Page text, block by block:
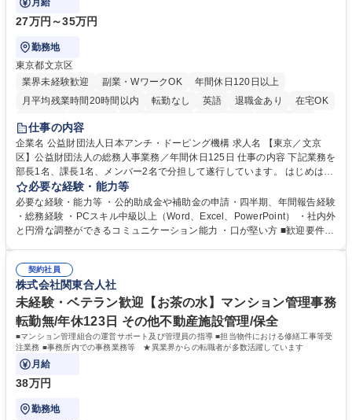
月給
27万円～35万円
勤務地
東京都文京区
業界未経験歓迎
副業・WワークOK
年間休日120日以上
月平均残業時間20時間以内
転勤なし 英語 退職金あり
在宅OK
賞与あり
育休あり
食事補助あり
仕事の内容
企業名 公益財団法人日本アンチ・ドーピング機構 求人名 【東京／文京
区】公益財団法人の総務人事業務／年間休日125日 仕事の内容 下記業務を
部長1名、課長1名、メンバー2名で分担して遂行しています。 はじめは担
当者として業務を覚えていただき、ゆくゆくはリーダーやマネージャーポ
ジションとして活躍いただくことを期待しています。 【総務・人事グルー
プの業務内容】 ・人事制度関連 ・採用活動 ・教育研修の企画、実行 ・勤
怠管理 ・官公庁への各種提出 ・法定の会議運営（評議員会、理事会） ・
管理 ・福利厚生関連 ・職員からの問合せ、相談対応 ・その他日常の総務
業務全般 募集職種 【東京／文京区】公益財団法人の総務人事業務／年間
休日125日
必要な経験・能力等
必要な経験・能力等 ・公的助成金や補助金の申請・四半期、年間報告経験
・総務経験 ・PCスキル中級以上（Word、Excel、PowerPoint） ・社内外
と円滑な調整ができるコミュニケーション能力 ・口が堅い方 ■歓迎要件
契約社員
株式会社関東合人社
未経験・ベテラン歓迎【お茶の水】マンション管理事務
転勤無/年休123日 その他不動産施設管理/保全
■マンション管理組合の運営サポート及び管理員の指導 ■担当物件における修繕工事等受
注業務 ■事務所内での事務業務等 ★異業界からの転職者が多数活躍しています
月給
38万円
勤務地